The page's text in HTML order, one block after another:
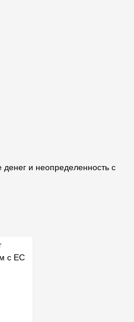
и неопределенность с